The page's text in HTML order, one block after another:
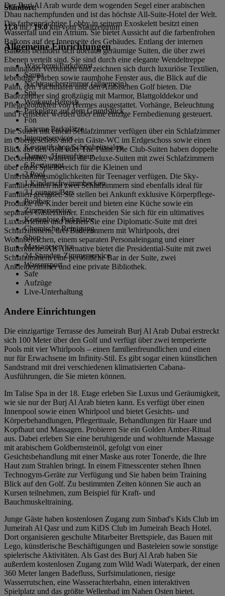
Der Burj Al Arab wurde dem wogenden Segel einer arabischen
Dhau nachempfunden und ist das höchste All-Suite-Hotel der Welt.
Die farbenprächtige Lobby in seinem Exoskelett besitzt einen
Wasserfall und ein Atrium. Sie bietet Aussicht auf die farbenfrohen
Balkons auf der Innenseite des Gebäudes. Entlang der internen
Balkons befinden sich überaus geräumige Suiten, die über zwei
Ebenen verteilt sind. Sie sind durch eine elegante Wendeltreppe
miteinander verbunden und zeichnen sich durch luxuriöse Textilien,
lebendige Farben sowie raumhohe Fenster aus, die Blick auf die
Palm, den Yachthafen und den Arabischen Golf bieten. Die
Badezimmer sind großzügig mit Marmor, Blattgolddekor und
Pflegeprodukten von Hermes ausgestattet. Vorhänge, Beleuchtung
und Fernseher werden über eine einzige Fernbedienung gesteuert.
Die Suiten mit einem Schlafzimmer verfügen über ein Schlafzimmer
im Obergeschoss und ein Gäste-WC im Erdgeschoss sowie einen
Blick auf den Golf oder The Palm. Die Club-Suiten haben doppelte
Deckenhöhe, während die Deluxe-Suiten mit zwei Schlafzimmern
über einen Spielbereich für die Kleinen und
Unterhaltungsmöglichkeiten für Teenager verfügen. Die Sky-
Familiensuiten mit zwei Schlafzimmern sind ebenfalls ideal für
Familien geeignet. Sie stellen bei Ankunft exklusive Körperpflege-
Produkte für Kinder bereit und bieten eine Küche sowie ein
separates Gästezimmer. Entscheiden Sie sich für ein ultimatives
Luxuserlebnis und buchen Sie eine Diplomatic-Suite mit drei
Schlafzimmern, drei Badezimmern mit Whirlpools, drei
Wohnbereichen, einem separaten Personaleingang und einer
Butlerküche. Als Alternative bietet die Presidential-Suite mit zwei
Schlafzimmern eine persönliche Bar in der Suite, zwei
Ankleidezimmer und eine private Bibliothek.
Standort:
11.8mi /19.0km vom Stadtzentrum
Allgemeine Einrichtungen
Wäscherei/Parkdienst
Sauna
Nichtraucherzimmer (allgemein)
Spa
Workout-Bereich
Parkplätze auf dem Grundstück
Fön
Externe Parkplätze
Internetservices
Kosmetikshop/Schönheitssalon
Damen-/Herrenfriseur
6 Restaurant
3 Pool
1 Kinderschwimmbecken
3 Lounges/Bars
Poolbar
Zimmerservice
Kostenlose Parkplätze
Chemische Reinigung
Shop
Massageservice
24-Stunden-Zimmerservice
Wassersport
Safe
Aufzüge
Live-Unterhaltung
Andere Einrichtungen
Die einzigartige Terrasse des Jumeirah Burj Al Arab Dubai erstreckt
sich 100 Meter über den Golf und verfügt über zwei temperierte
Pools mit vier Whirlpools – einen familienfreundlichen und einen
nur für Erwachsene im Infinity-Stil. Es gibt sogar einen künstlichen
Sandstrand mit drei verschiedenen klimatisierten Cabana-
Ausführungen, die Sie mieten können.
Im Talise Spa in der 18. Etage erleben Sie Luxus und Geräumigkeit,
wie sie nur der Burj Al Arab bieten kann. Es verfügt über einen
Innenpool sowie einen Whirlpool und bietet Gesichts- und
Körperbehandlungen, Pflegerituale, Behandlungen für Haare und
Kopfhaut und Massagen. Probieren Sie ein Golden Amber-Ritual
aus. Dabei erleben Sie eine beruhigende und wohltuende Massage
mit arabischem Goldbernsteinöl, gefolgt von einer
Gesichtsbehandlung mit einer Maske aus roter Tonerde, die Ihre
Haut zum Strahlen bringt. In einem Fitnesscenter stehen Ihnen
Technogym-Geräte zur Verfügung und Sie haben beim Training
Blick auf den Golf. Zu bestimmten Zeiten können Sie auch an
Kursen teilnehmen, zum Beispiel für Kraft- und
Bauchmuskeltraining.
Junge Gäste haben kostenlosen Zugang zum Sinbad's Kids Club im
Jumeirah Al Qasr und zum KiDS Club im Jumeirah Beach Hotel.
Dort organisieren geschulte Mitarbeiter Brettspiele, das Bauen mit
Lego, künstlerische Beschäftigungen und Basteleien sowie sonstige
spielerische Aktivitäten. Als Gast des Burj Al Arab haben Sie
außerdem kostenlosen Zugang zum Wild Wadi Waterpark, der einen
360 Meter langen Badefluss, Surfsimulationen, riesige
Wasserrutschen, eine Wasserachterbahn, einen interaktiven
Spielplatz und das größte Wellenbad im Nahen Osten bietet.